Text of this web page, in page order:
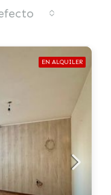
EN ALQUILER